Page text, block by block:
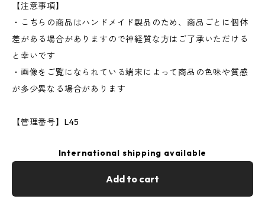
【注意事項】
・こちらの商品はハンドメイド製品のため、商品ごとに個体
差がある場合がありますので神経質な方はご了承いただける
と幸いです
・画像をご覧になられている端末によって商品の色味や質感
が多少異なる場合があります
【管理番号】L45
International shipping available
Add to cart